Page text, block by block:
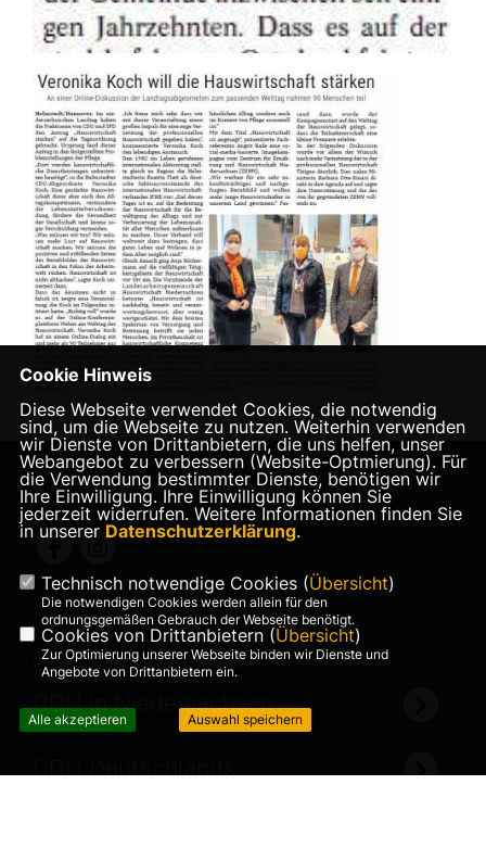
Landtagsabgeordnete Veronika Bode
IMPRESSUM DATENSCHUTZ KONTAKT
CDU in Niedersachsen
CDU Deutschlands
Cookie Hinweis
Diese Webseite verwendet Cookies, die notwendig
sind, um die Webseite zu nutzen. Weiterhin verwenden
wir Dienste von Drittanbietern, die uns helfen, unser
Webangebot zu verbessern (Website-Optmierung). Für
die Verwendung bestimmter Dienste, benötigen wir
Ihre Einwilligung. Ihre Einwilligung können Sie
jederzeit widerrufen. Weitere Informationen finden Sie
in unserer Datenschutzerklärung.
Technisch notwendige Cookies (Übersicht)
Die notwendigen Cookies werden allein für den
ordnungsgemäßen Gebrauch der Webseite benötigt.
Cookies von Drittanbietern (Übersicht)
Zur Optimierung unserer Webseite binden wir Dienste und
Angebote von Drittanbietern ein.
Alle akzeptieren Auswahl speichern